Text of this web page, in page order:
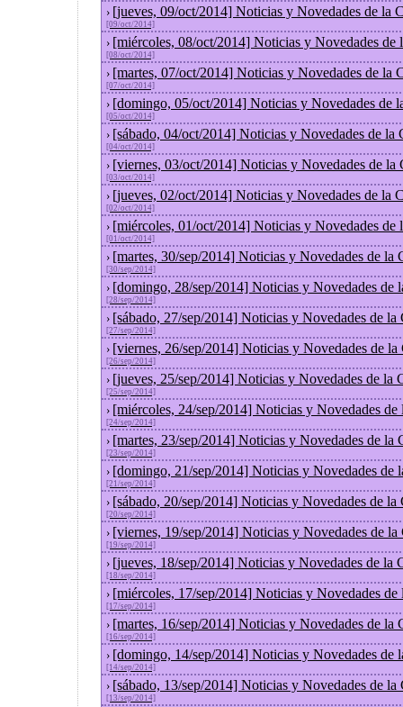
› [jueves, 09/oct/2014] Noticias y Novedades de la
[09/oct/2014]
› [miércoles, 08/oct/2014] Noticias y Novedades de
[08/oct/2014]
› [martes, 07/oct/2014] Noticias y Novedades de la
[07/oct/2014]
› [domingo, 05/oct/2014] Noticias y Novedades de
[05/oct/2014]
› [sábado, 04/oct/2014] Noticias y Novedades de la
[04/oct/2014]
› [viernes, 03/oct/2014] Noticias y Novedades de la
[03/oct/2014]
› [jueves, 02/oct/2014] Noticias y Novedades de la
[02/oct/2014]
› [miércoles, 01/oct/2014] Noticias y Novedades de
[01/oct/2014]
› [martes, 30/sep/2014] Noticias y Novedades de la
[30/sep/2014]
› [domingo, 28/sep/2014] Noticias y Novedades de
[28/sep/2014]
› [sábado, 27/sep/2014] Noticias y Novedades de la
[27/sep/2014]
› [viernes, 26/sep/2014] Noticias y Novedades de la
[26/sep/2014]
› [jueves, 25/sep/2014] Noticias y Novedades de la
[25/sep/2014]
› [miércoles, 24/sep/2014] Noticias y Novedades de
[24/sep/2014]
› [martes, 23/sep/2014] Noticias y Novedades de la
[23/sep/2014]
› [domingo, 21/sep/2014] Noticias y Novedades de
[21/sep/2014]
› [sábado, 20/sep/2014] Noticias y Novedades de la
[20/sep/2014]
› [viernes, 19/sep/2014] Noticias y Novedades de la
[19/sep/2014]
› [jueves, 18/sep/2014] Noticias y Novedades de la
[18/sep/2014]
› [miércoles, 17/sep/2014] Noticias y Novedades de
[17/sep/2014]
› [martes, 16/sep/2014] Noticias y Novedades de la
[16/sep/2014]
› [domingo, 14/sep/2014] Noticias y Novedades de
[14/sep/2014]
› [sábado, 13/sep/2014] Noticias y Novedades de la
[13/sep/2014]